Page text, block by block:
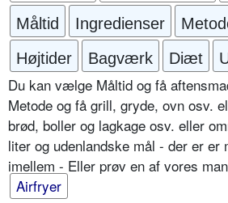
Måltid Ingredienser
Højtider
Bagværk Diæt
Du kan vælge Måltid og få
Metode og få grill, gryde, ovn osv.
brød, boller og lagkage osv. eller
liter og udenlandske mål - der er
imellem - Eller prøv en af vores
Airfryer